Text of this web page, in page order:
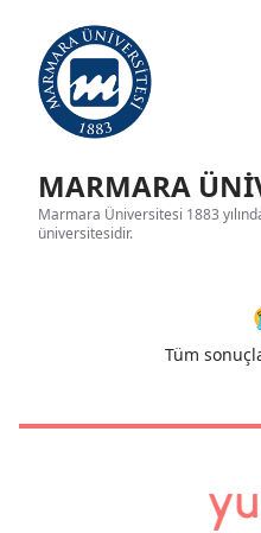
Marmara Üniversitesi 1883
üniversitesidir.
Tüm